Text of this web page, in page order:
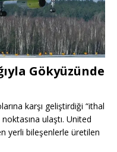
Gökyüzünde
karşı geliştirdiği “ithal
ulaştı. United
yerli bileşenlerle üretilen